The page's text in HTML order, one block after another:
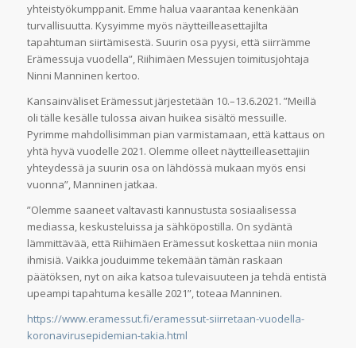
yhteistyökumppanit. Emme halua vaarantaa kenenkään
turvallisuutta. Kysyimme myös näytteilleasettajilta
tapahtuman siirtämisestä. Suurin osa pyysi, että siirrämme
Erämessuja vuodella”, Riihimäen Messujen toimitusjohtaja
Ninni Manninen kertoo.
Kansainväliset Erämessut järjestetään 10.–13.6.2021. ”Meillä
oli tälle kesälle tulossa aivan huikea sisältö messuille.
Pyrimme mahdollisimman pian varmistamaan, että kattaus on
yhtä hyvä vuodelle 2021. Olemme olleet näytteilleasettajiin
yhteydessä ja suurin osa on lähdössä mukaan myös ensi
vuonna”, Manninen jatkaa.
”Olemme saaneet valtavasti kannustusta sosiaalisessa
mediassa, keskusteluissa ja sähköpostilla. On sydäntä
lämmittävää, että Riihimäen Erämessut koskettaa niin monia
ihmisiä. Vaikka jouduimme tekemään tämän raskaan
päätöksen, nyt on aika katsoa tulevaisuuteen ja tehdä entistä
upeampi tapahtuma kesälle 2021”, toteaa Manninen.
https://www.eramessut.fi/eramessut-siirretaan-vuodella-
koronavirusepidemian-takia.html